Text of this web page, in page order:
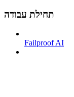
תחילת עבודה
Failproof AI